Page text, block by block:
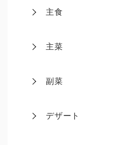
主食
主菜
副菜
デザート